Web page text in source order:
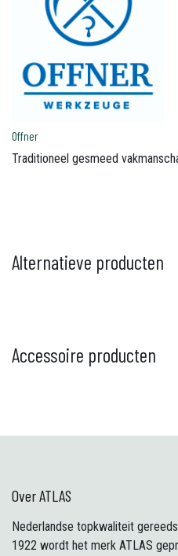
Offner
Traditioneel gesmeed
Alternatieve producten
Accessoire producten
Over ATLAS
Nederlandse topkwaliteit
1922 wordt het merk ATLAS